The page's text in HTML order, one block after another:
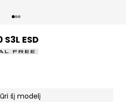
Eiti į elementą 1
Eiti į elementą 2
Eiti į elementą 3
ESD
šį modelį